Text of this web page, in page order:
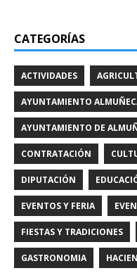
CATEGORÍAS
ACTIVIDADES
AYUNTAMIENTO
AYUNTAMIENTO DE
CONTRATACIÓN
DIPUTACIÓN
EVENTOS Y FERIA
FIESTAS Y TRADICIONES
GASTRONOMIA